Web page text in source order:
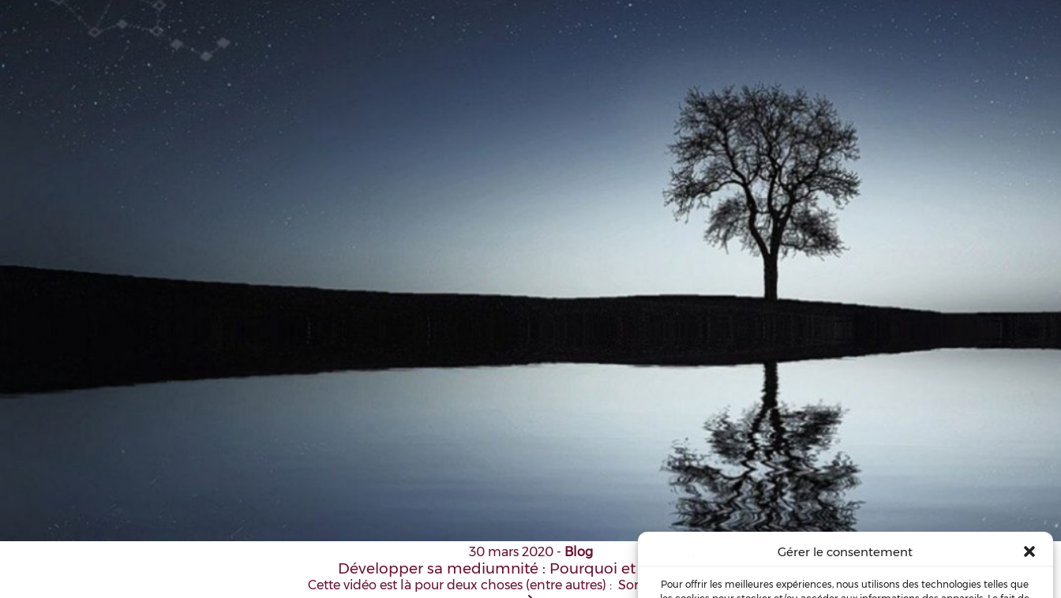
Gérer le consentement
Pour offrir les meilleures expériences, nous utilisons des technologies telles que
30 mars 2020- Blog
Développer sa mediumnité : Pourquoi et comment ?
Cette vidéo est là pour deux choses (entre autres) : Sortir de ma zone de …